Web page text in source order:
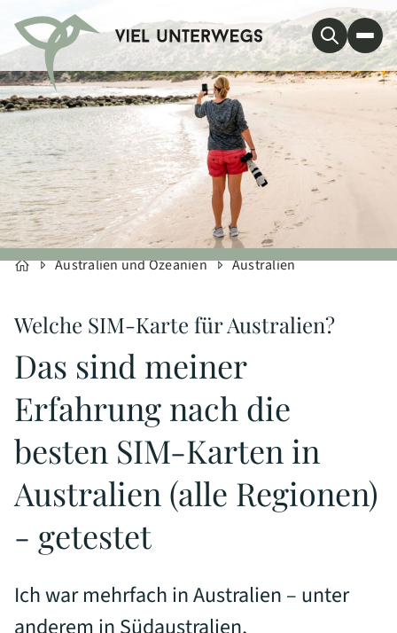
Australien und Ozeanien Australien
Welche SIM-Karte für Australien?
Das sind meiner
Erfahrung nach die
besten SIM-Karten in
Australien (alle Regionen)
- getestet
Ich war mehrfach in Australien – unter